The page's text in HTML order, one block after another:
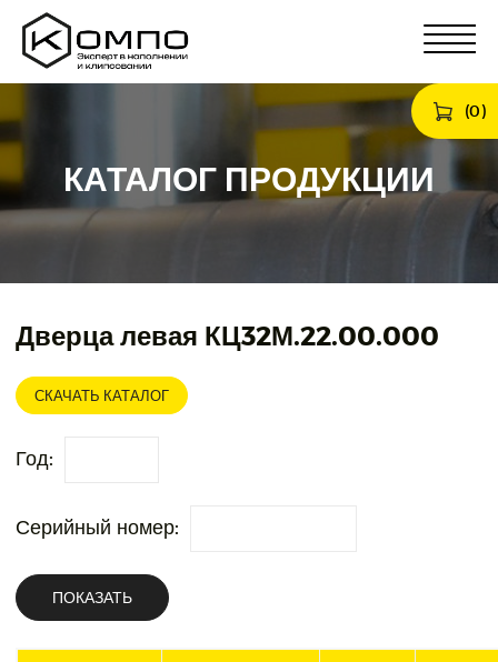
(0)
КАТАЛОГ ПРОДУКЦИИ
Дверца левая КЦ32М.22.00.000
СКАЧАТЬ КАТАЛОГ
Год:
Серийный номер:
ПОКАЗАТЬ